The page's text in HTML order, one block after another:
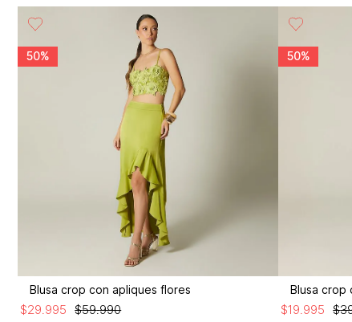
50%
Blusa crop con apliques flores
$59.990
$29.995
50%
Blusa crop
$
$19.995